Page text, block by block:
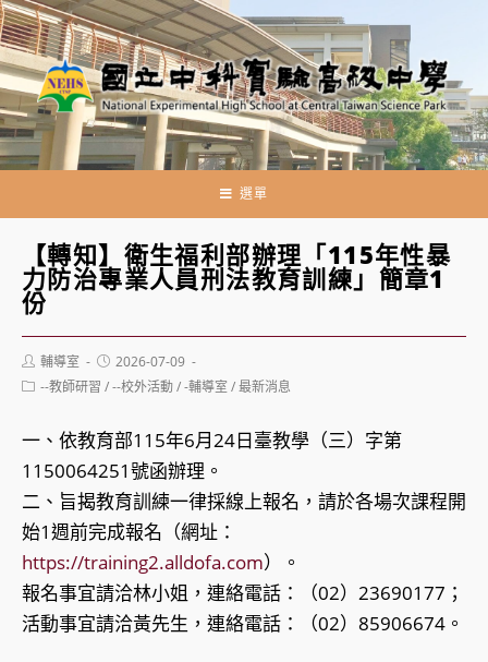
跳
轉
至
主
要
內
選單
【轉知】衛生福利部辦理「115年性暴
力防治專業人員刑法教育訓練」簡章1
份
Post
author:
輔導室
Post
published:
2026-07-09
Post--教師研習 /--校外活動/-輔導室 /最新消息
一、依教育部115年6月24日臺教學（三）字第
1150064251號函辦理。
二、旨揭教育訓練一律採線上報名，請於各場次課程開
始1週前完成報名（網址：
https://training2.alldofa.com）。
報名事宜請洽林小姐，連絡電話：（02）23690177；
活動事宜請洽黃先生，連絡電話：（02）85906674。